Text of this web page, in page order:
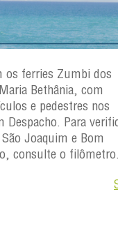
os ferries Zumbi dos
Bethânia, com
e pedestres nos
Despacho. Para
Joaquim e Bom
consulte o